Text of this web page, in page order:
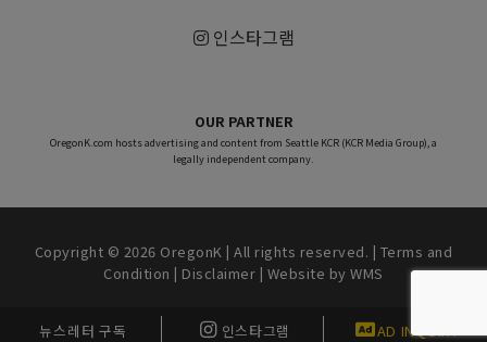
인스타그램
OUR PARTNER
OregonK.com hosts advertising and content from Seattle KCR (KCR Media Group), a
legally independent company.
Copyright © 2026 OregonK | All rights reserved. | Terms and
Condition | Disclaimer | Website byWMS
뉴스레터 구독 인스타그램 AD INQUIRY